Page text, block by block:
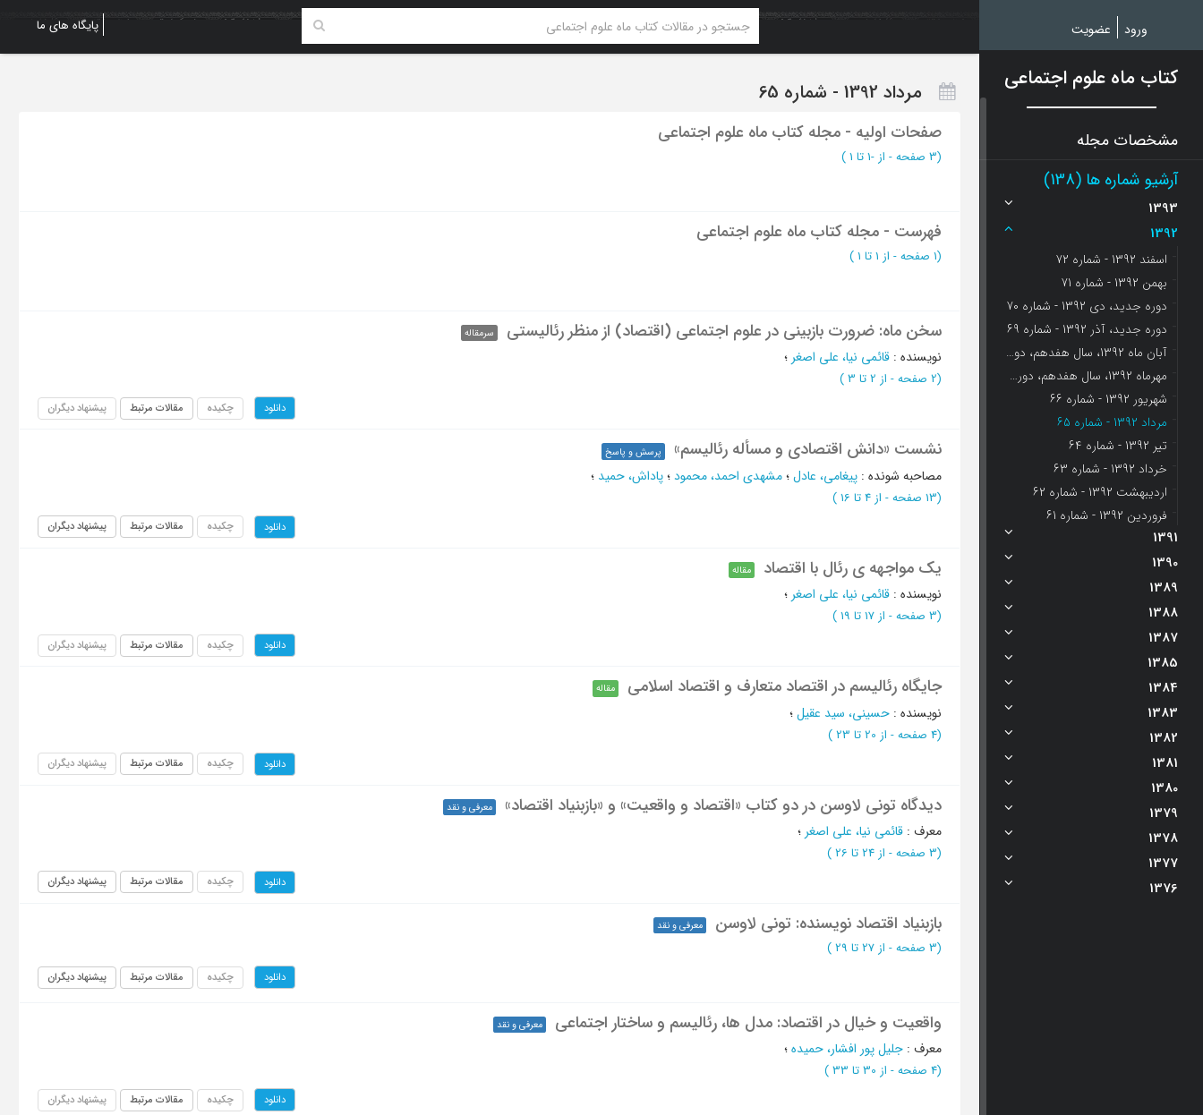
پایگاه های ما ورود عضویت
کتاب ماه علوم اجتماعی
مشخصات مجله
آرشیو شماره ها (138)
1393
1392
اسفند 1392 - شماره 72
بهمن 1392 - شماره 71
دوره جدید، دی 1392 - شماره 70
دوره جدید، آذر 1392 - شماره 69
آبان ماه 1392، سال هفدهم، دوره جدید- شماره -68
مهرماه 1392، سال هفدهم، دوره جدید- شماره -67
شهریور 1392 - شماره 66
مرداد 1392 - شماره 65
تیر 1392 - شماره 64
خرداد 1392 - شماره 63
اردیبهشت 1392 - شماره 62
فروردین 1392 - شماره 61
1391
1390
1389
1388
1387
1385
1384
1383
1382
1381
1380
1379
1378
1377
1376
مرداد 1392 - شماره 65
صفحات اولیه - مجله کتاب ماه علوم اجتماعی
(‎3 صفحه - از -1 تا 1 )
فهرست - مجله کتاب ماه علوم اجتماعی
(‎1 صفحه - از 1 تا 1 )
سخن ماه: ضرورت بازبینی در علوم اجتماعی (اقتصاد) از منظر رئالیستی سرمقاله
نویسنده : قائمی نیا، علی اصغر ؛
(‎2 صفحه - از 2 تا 3 )
دانلود چکیده مقالات مرتبط پیشنهاد دیگران
نشست «دانش اقتصادی و مسأله رئالیسم» پرسش و پاسخ
مصاحبه شونده : پیغامی، عادل؛مشهدی احمد، محمود؛پاداش، حمید ؛
(‎13 صفحه - از 4 تا 16 )
دانلود چکیده مقالات مرتبط پیشنهاد دیگران
یک مواجهه ی رئال با اقتصاد مقاله
نویسنده : قائمی نیا، علی اصغر ؛
(‎3 صفحه - از 17 تا 19 )
دانلود چکیده مقالات مرتبط پیشنهاد دیگران
جایگاه رئالیسم در اقتصاد متعارف و اقتصاد اسلامی مقاله
نویسنده : حسینی، سید عقیل؛
(‎4 صفحه - از 20 تا 23 )
دانلود چکیده مقالات مرتبط پیشنهاد دیگران
دیدگاه تونی لاوسن در دو کتاب «اقتصاد و واقعیت» و «بازبنیاد اقتصاد» معرفی و نقد
معرف : قائمی نیا، علی اصغر ؛
(‎3 صفحه - از 24 تا 26 )
دانلود چکیده مقالات مرتبط پیشنهاد دیگران
بازبنیاد اقتصاد نویسنده: تونی لاوسن معرفی و نقد
(‎3 صفحه - از 27 تا 29 )
دانلود چکیده مقالات مرتبط پیشنهاد دیگران
واقعیت و خیال در اقتصاد: مدل ها، رئالیسم و ساختار اجتماعی معرفی و نقد
معرف : جلیل پور افشار، حمیده؛
(‎4 صفحه - از 30 تا 33 )
دانلود چکیده مقالات مرتبط پیشنهاد دیگران